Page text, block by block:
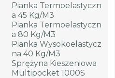
Pianka Termoelastyczn
A 45 Kg/m3
Pianka Termoelastyczn
A 80 Kg/m3
Pianka Wysokoelastycz
Na 40 Kg/m3
Sprężyna Kieszeniowa
Multipocket 1000S